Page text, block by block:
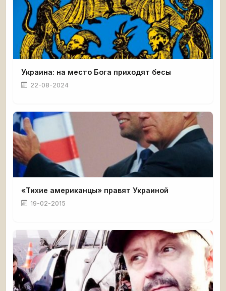
Украина: на место Бога приходят бесы
22-08-2024
«Тихие американцы» правят Украиной
19-02-2015